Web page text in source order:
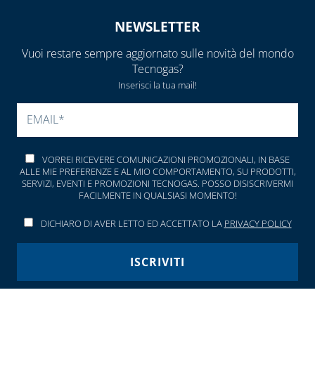
NEWSLETTER
Vuoi restare sempre aggiornato sulle novità del mondo
Tecnogas?
Inserisci la tua mail!
VORREI RICEVERE COMUNICAZIONI PROMOZIONALI, IN BASE
ALLE MIE PREFERENZE E AL MIO COMPORTAMENTO, SU PRODOTTI,
SERVIZI, EVENTI E PROMOZIONI TECNOGAS. POSSO DISISCRIVERMI
FACILMENTE IN QUALSIASI MOMENTO!
DICHIARO DI AVER LETTO ED ACCETTATO LA PRIVACY POLICY